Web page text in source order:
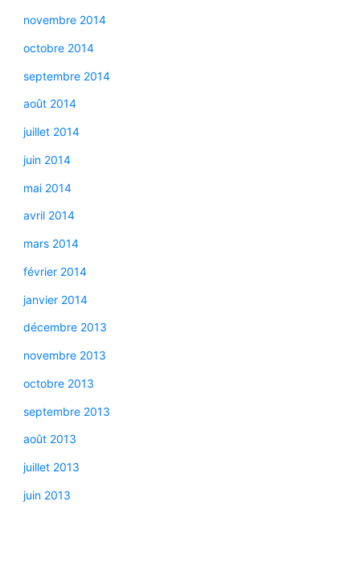
novembre 2014
octobre 2014
septembre 2014
août 2014
juillet 2014
juin 2014
mai 2014
avril 2014
mars 2014
février 2014
janvier 2014
décembre 2013
novembre 2013
octobre 2013
septembre 2013
août 2013
juillet 2013
juin 2013